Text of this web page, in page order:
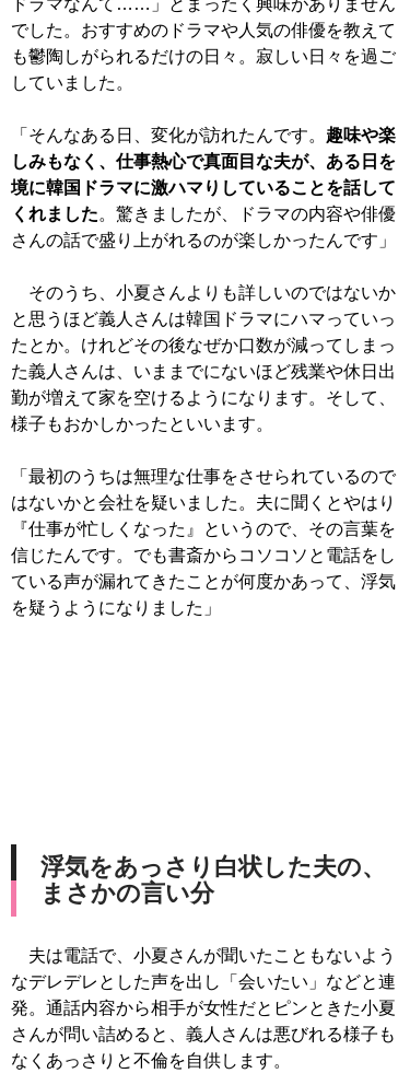
ドラマなんて……」とまったく興味がありません
でした。おすすめのドラマや人気の俳優を教えて
も鬱陶しがられるだけの日々。寂しい日々を過ご
していました。
「そんなある日、変化が訪れたんです。 趣味や楽
しみもなく、仕事熱心で真面目な夫が、ある日を
境に韓国ドラマに激ハマりしていることを話して
くれました。驚きましたが、ドラマの内容や俳優
さんの話で盛り上がれるのが楽しかったんです」
そのうち、小夏さんよりも詳しいのではないか
と思うほど義人さんは韓国ドラマにハマっていっ
たとか。けれどその後なぜか口数が減ってしまっ
た義人さんは、いままでにないほど残業や休日出
勤が増えて家を空けるようになります。そして、
様子もおかしかったといいます。
「最初のうちは無理な仕事をさせられているので
はないかと会社を疑いました。夫に聞くとやはり
『仕事が忙しくなった』というので、その言葉を
信じたんです。でも書斎からコソコソと電話をし
ている声が漏れてきたことが何度かあって、浮気
を疑うようになりました」
浮気をあっさり白状した夫の、
まさかの言い分
夫は電話で、小夏さんが聞いたこともないよう
なデレデレとした声を出し「会いたい」などと連
発。通話内容から相手が女性だとピンときた小夏
さんが問い詰めると、義人さんは悪びれる様子も
なくあっさりと不倫を自供します。